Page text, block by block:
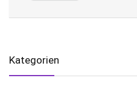
Kategorien